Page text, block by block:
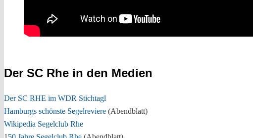
Der SC Rhe in den Medien
Der SC RHE im WDR Stichtagl
Hamburgs schönste Segelreviere (Abendblatt)
Wikipedia Segelclub Rhe